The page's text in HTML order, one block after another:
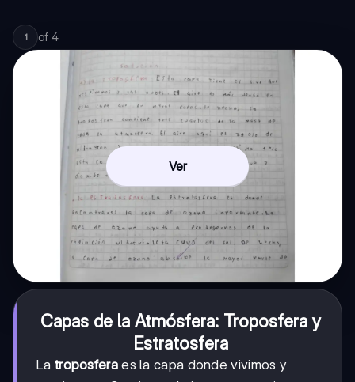
1 of 4
Ver
Capas de la Atmósfera: Troposfera y
Estratosfera
La troposferaes la capa donde vivimos y